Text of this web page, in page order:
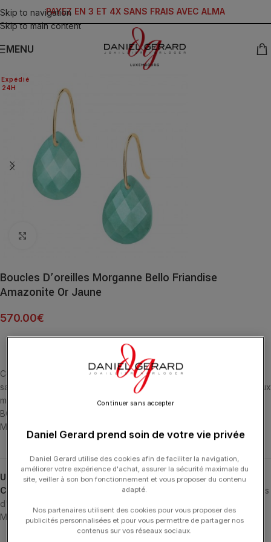
Skip to navigation
Skip to main content
PAYEZ EN 3 ET 4X SANS FRAIS AVEC ALMA
MENU
24H
Expédié
Boucles D’oreilles Morganne Bello Friandise
Amazonite Or Jaune
570.00€
Cette collection emblématique met les pierres fines en majesté,
sans griffe, ni serti, au contact de la peau. La taille en « goutte » aux
multiples facettes sublime le visage avec une grâce intemporelle.
BOUCLES D’OREILLES OR JAUNE 18 CARATS ET AMAZONITE
MULTI-FACETTÉE (14,2 CARATS)
UGS :1017YA2H195
Catégories :
24H-MORGANNEBELLO
Boucles
d'Oreilles
MORGANNE BELLO, Saint Valentin, Typologies
Daniel Gerard prend soin de votre vie privée
Daniel Gerard utilise des cookies afin de faciliter la navigation,
améliorer votre expérience d'achat, assurer la sécurité maximale du
site, veiller à son bon fonctionnement et vous proposer du contenu
adapté.
Nos partenaires utilisent des cookies pour vous proposer des
publicités personnalisées et pour vous permettre de partager nos
contenus sur vos réseaux sociaux.
Continuer sans accepter